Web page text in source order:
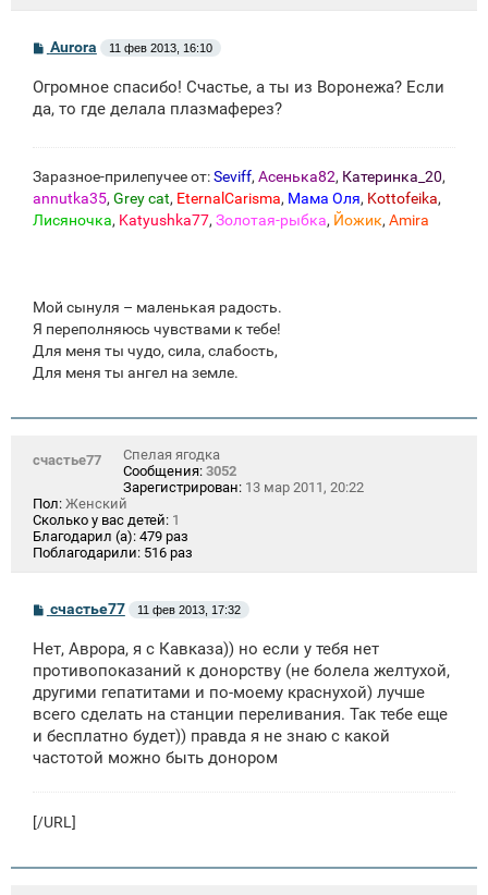
С
о
б
щ
е
Aurora 11 фев 2013, 16:10
Огромное спасибо! Счастье, а ты из Воронежа? Если
да, то где делала плазмаферез?
Заразное-прилепучее от:Seviff, Асенька82, Катеринка_20,
annutka35, Grey cat, EternalCarisma, Мама Оля, Kottofeika,
Лисяночка, Katyushka77, Золотая-рыбка, Йожик, Amira
Мой сынуля – маленькая радость.
Я переполняюсь чувствами к тебе!
Для меня ты чудо, сила, слабость,
Для меня ты ангел на земле.
счастье77
Спелая ягодка
Сообщения: 3052
Зарегистрирован: 13 мар 2011, 20:22
Пол: Женский
Сколько у вас детей: 1
Благодарил (а): 479 раз
Поблагодарили: 516 раз
С
б
щ
е
н
и
е
счастье77 11 фев 2013, 17:32
Нет, Аврора, я с Кавказа)) но если у тебя нет
противопоказаний к донорству (не болела желтухой,
другими гепатитами и по-моему краснухой) лучше
всего сделать на станции переливания. Так тебе еще
и бесплатно будет)) правда я не знаю с какой
частотой можно быть донором
[/URL]